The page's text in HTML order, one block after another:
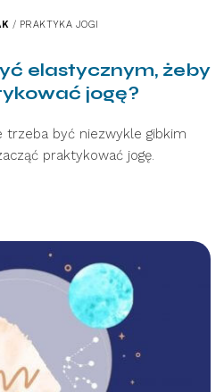
/ PRAKTYKA JOGI
elastycznym, żeby
jogę?
trzeba być niezwykle gibkim
praktykować jogę.